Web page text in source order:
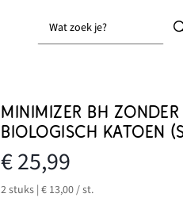
Wat zoek je?
MINIMIZER BH ZONDER
BIOLOGISCH KATOEN
€ 25,99
2 stuks | € 13,00 / st.